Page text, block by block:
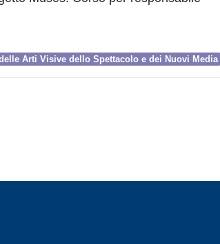
Arti Visive dello Spettacolo e dei Nuovi Media